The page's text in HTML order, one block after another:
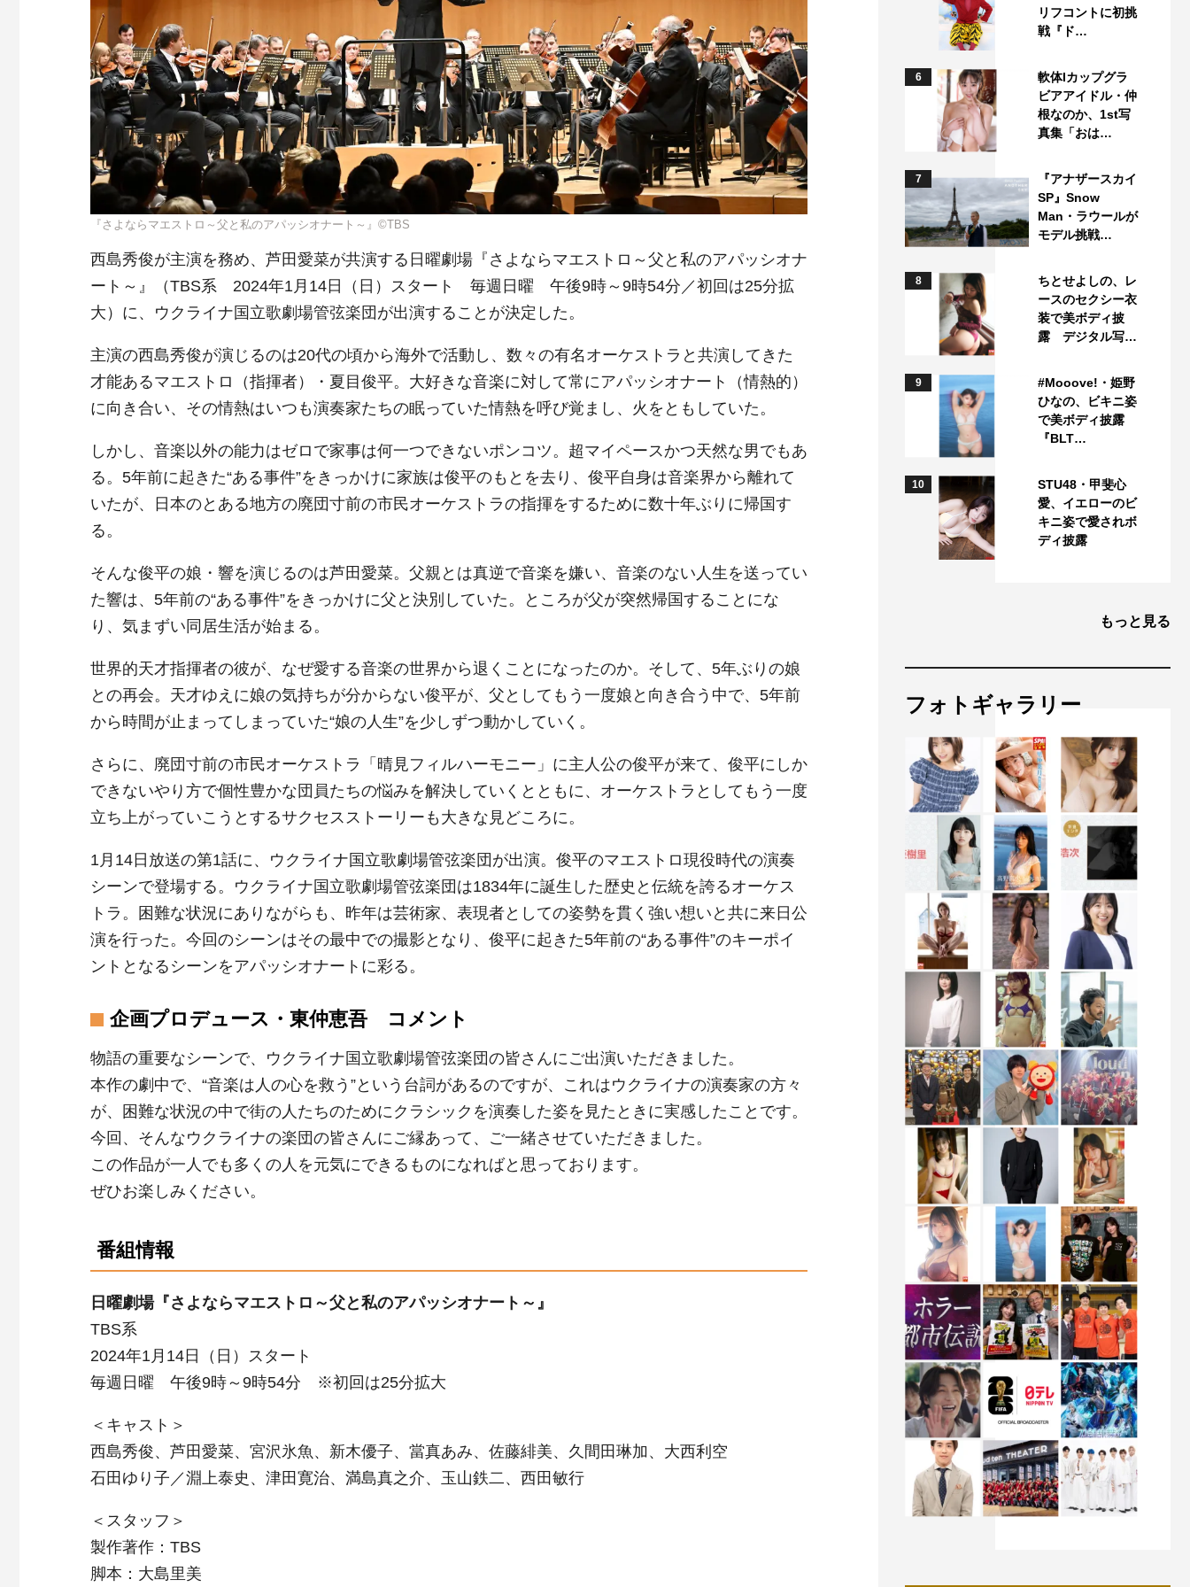
『さよならマエストロ～父と私のアパッシオナート～』©TBS
西島秀俊が主演を務め、芦田愛菜が共演する日曜劇場『さよならマエストロ～父と私のアパッシオナ
ート～』（TBS系 2024年1月14日（日）スタート 毎週日曜 午後9時～9時54分／初回は25分拡
大）に、ウクライナ国立歌劇場管弦楽団が出演することが決定した。
主演の西島秀俊が演じるのは20代の頃から海外で活動し、数々の有名オーケストラと共演してきた
才能あるマエストロ（指揮者）・夏目俊平。大好きな音楽に対して常にアパッシオナート（情熱的）
に向き合い、その情熱はいつも演奏家たちの眠っていた情熱を呼び覚まし、火をともしていた。
しかし、音楽以外の能力はゼロで家事は何一つできないポンコツ。超マイペースかつ天然な男でもあ
る。5年前に起きた“ある事件”をきっかけに家族は俊平のもとを去り、俊平自身は音楽界から離れて
いたが、日本のとある地方の廃団寸前の市民オーケストラの指揮をするために数十年ぶりに帰国す
る。
そんな俊平の娘・響を演じるのは芦田愛菜。父親とは真逆で音楽を嫌い、音楽のない人生を送ってい
た響は、5年前の“ある事件”をきっかけに父と決別していた。ところが父が突然帰国することにな
り、気まずい同居生活が始まる。
世界的天才指揮者の彼が、なぜ愛する音楽の世界から退くことになったのか。そして、5年ぶりの娘
との再会。天才ゆえに娘の気持ちが分からない俊平が、父としてもう一度娘と向き合う中で、5年前
から時間が止まってしまっていた“娘の人生”を少しずつ動かしていく。
さらに、廃団寸前の市民オーケストラ「晴見フィルハーモニー」に主人公の俊平が来て、俊平にしか
できないやり方で個性豊かな団員たちの悩みを解決していくとともに、オーケストラとしてもう一度
立ち上がっていこうとするサクセスストーリーも大きな見どころに。
1月14日放送の第1話に、ウクライナ国立歌劇場管弦楽団が出演。俊平のマエストロ現役時代の演奏
シーンで登場する。ウクライナ国立歌劇場管弦楽団は1834年に誕生した歴史と伝統を誇るオーケス
トラ。困難な状況にありながらも、昨年は芸術家、表現者としての姿勢を貫く強い想いと共に来日公
演を行った。今回のシーンはその最中での撮影となり、俊平に起きた5年前の“ある事件”のキーポイ
ントとなるシーンをアパッシオナートに彩る。
企画プロデュース・東仲恵吾 コメント
物語の重要なシーンで、ウクライナ国立歌劇場管弦楽団の皆さんにご出演いただきました。
本作の劇中で、“音楽は人の心を救う”という台詞があるのですが、これはウクライナの演奏家の方々
が、困難な状況の中で街の人たちのためにクラシックを演奏した姿を見たときに実感したことです。
今回、そんなウクライナの楽団の皆さんにご縁あって、ご一緒させていただきました。
この作品が一人でも多くの人を元気にできるものになればと思っております。
ぜひお楽しみください。
番組情報
日曜劇場『さよならマエストロ～父と私のアパッシオナート～』
TBS系
2024年1月14日（日）スタート
毎週日曜 午後9時～9時54分 ※初回は25分拡大
＜キャスト＞
西島秀俊、芦田愛菜、宮沢氷魚、新木優子、當真あみ、佐藤緋美、久間田琳加、大西利空
石田ゆり子／淵上泰史、津田寛治、満島真之介、玉山鉄二、西田敏行
＜スタッフ＞
製作著作：TBS
脚本：大島里美
リフコントに初挑
戦『ド…
6
軟体Iカップグラ
ビアアイドル・仲
根なのか、1st写
真集「おは…
7
『アナザースカイ
SP』Snow
Man・ラウールが
モデル挑戦…
8
ちとせよしの、レ
ースのセクシー衣
装で美ボディ披
露 デジタル写…
9
#Mooove!・姫野
ひなの、ビキニ姿
で美ボディ披露
『BLT…
10
STU48・甲斐心
愛、イエローのビ
キニ姿で愛されボ
ディ披露
もっと見る
フォトギャラリー